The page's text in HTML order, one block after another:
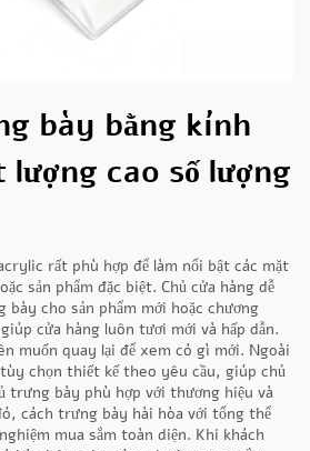
bày bằng kính
cao số lượng
rất phù hợp để làm nổi bật các mặt
sản phẩm đặc biệt. Chủ cửa hàng dễ
cho sản phẩm mới hoặc chương
cửa hàng luôn tươi mới và hấp dẫn.
muốn quay lại để xem có gì mới. Ngoài
chọn thiết kế theo yêu cầu, giúp chủ
trưng bày phù hợp với thương hiệu và
cách trưng bày hài hòa với tổng thể
mua sắm toàn diện. Khi khách